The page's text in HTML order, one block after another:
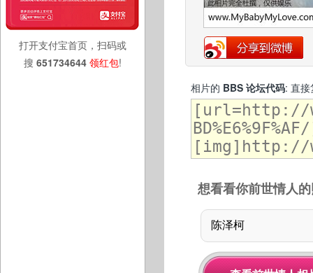
打开支付宝首页，扫码或
搜 651734644 领红包!
相片的 BBS 论坛代码: 直接
想看看你前世情人